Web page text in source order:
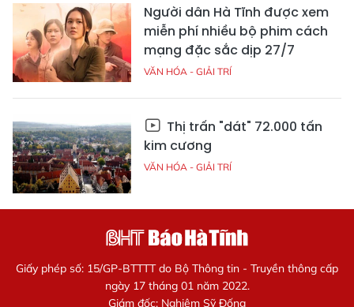
Người dân Hà Tĩnh được xem
miễn phí nhiều bộ phim cách
mạng đặc sắc dịp 27/7
VĂN HÓA - GIẢI TRÍ
Thị trấn "dát" 72.000 tấn
kim cương
VĂN HÓA - GIẢI TRÍ
Giấy phép số: 15/GP-BTTTT do Bộ Thông tin - Truyền thông cấp
ngày 17 tháng 01 năm 2022.
Giám đốc: Nghiêm Sỹ Đống